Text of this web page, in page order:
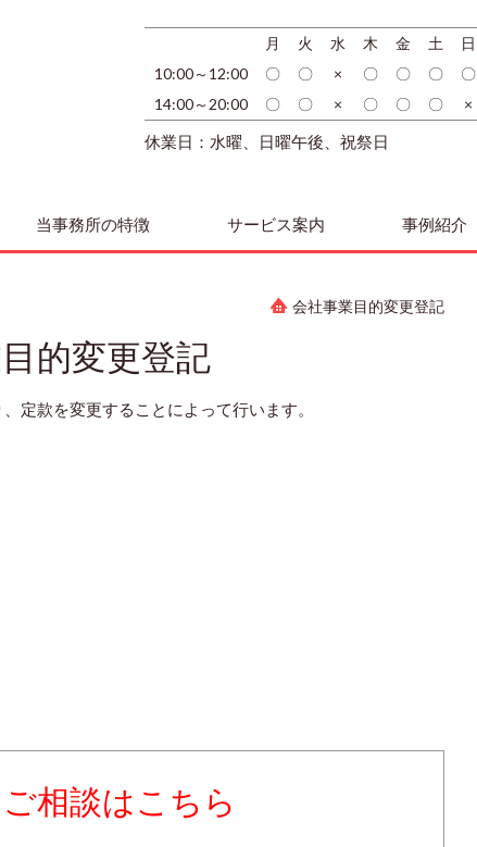
月 火 水 木 金 土
日
10:00～12:00
〇 〇 × 〇 〇 〇
〇
14:00～20:00
〇 〇 × 〇 〇 〇 ×
休業日：水曜、日曜午後、祝祭日
当事務所の特徴 サービス案内 事例紹介
会社事業目的変更登記
的変更登記
定款を変更することによって行います。
相談はこちら